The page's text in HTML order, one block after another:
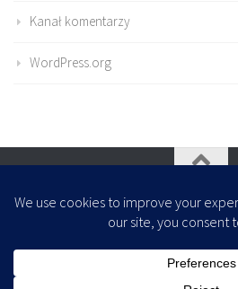
Kanał komentarzy
WordPress.org
- Zaprojektowany z